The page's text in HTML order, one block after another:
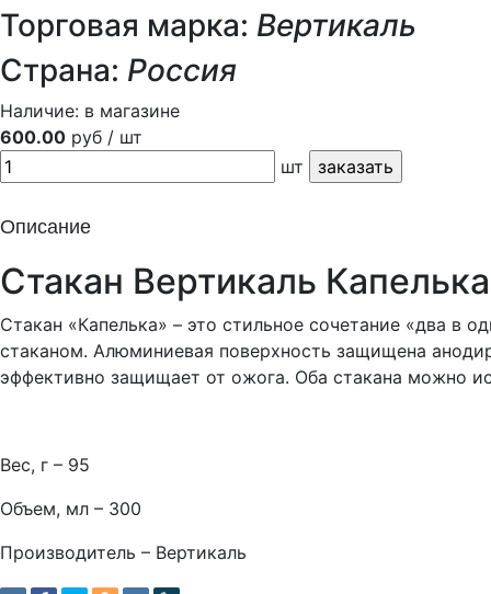
Торговая марка: Вертикаль
Страна: Россия
Наличие: в магазине
600.00 руб / шт
шт
Описание
Стакан Вертикаль Капелька
Стакан «Капелька» – это стильное сочетание «два
стаканом. Алюминиевая поверхность защищена
эффективно защищает от ожога. Оба стакана можно
Вес, г – 95
Объем, мл – 300
Производитель – Вертикаль